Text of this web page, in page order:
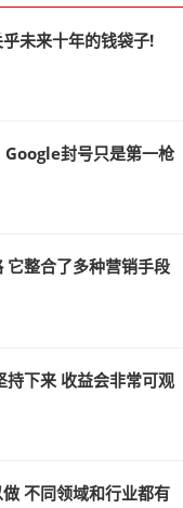
未来十年的钱袋子!
封号只是第一枪
它整合了多种营销手段
下来 收益会非常可观
不同领域和行业都有